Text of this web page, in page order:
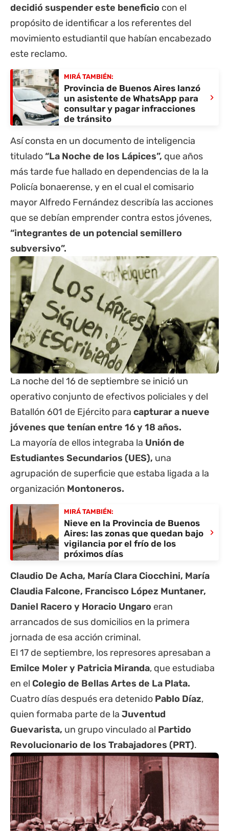
decidió suspender este beneficio con el
propósito de identificar a los referentes del
movimiento estudiantil que habían encabezado
este reclamo.
MIRÁ TAMBIÉN:
Provincia de Buenos Aires lanzó
un asistente de WhatsApp para
consultar y pagar infracciones
de tránsito
›
Así consta en un documento de inteligencia
titulado“La Noche de los Lápices”, que años
más tarde fue hallado en dependencias de la la
Policía bonaerense, y en el cual el comisario
mayor Alfredo Fernández describía las acciones
que se debían emprender contra estos jóvenes,
“integrantes de un potencial semillero
subversivo”.
La noche del 16 de septiembre se inició un
operativo conjunto de efectivos policiales y del
Batallón 601 de Ejército para capturar a nueve
jóvenes que tenían entre 16 y 18 años.
La mayoría de ellos integraba la Unión de
Estudiantes Secundarios (UES), una
agrupación de superficie que estaba ligada a la
organización Montoneros.
MIRÁ TAMBIÉN:
Nieve en la Provincia de Buenos
Aires: las zonas que quedan bajo
vigilancia por el frío de los
próximos días
›
Claudio De Acha, María Clara Ciocchini, María
Claudia Falcone, Francisco López Muntaner,
Daniel Racero y Horacio Ungaro eran
arrancados de sus domicilios en la primera
jornada de esa acción criminal.
El 17 de septiembre, los represores apresaban a
Emilce Moler y Patricia Miranda, que estudiaba
en el Colegio de Bellas Artes de La Plata.
Cuatro días después era detenido Pablo Díaz,
quien formaba parte de la Juventud
Guevarista, un grupo vinculado al Partido
Revolucionario de los Trabajadores (PRT).